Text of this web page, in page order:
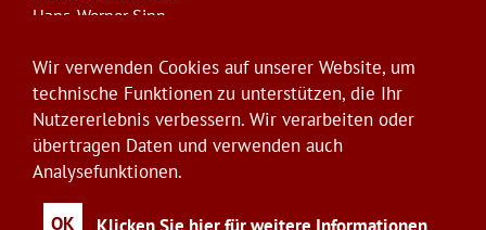
Hans-Werner Sinn,
ifo Institut
Poschingerstr. 5, 81679 München
Telefon: +49(0)89/9224-1276
E-Mail:sinn@ifo.de
account
Anmelden
Wir verwenden Cookies auf unserer Website, um
technische Funktionen zu unterstützen, die Ihr
Nutzererlebnis verbessern. Wir verarbeiten oder
übertragen Daten und verwenden auch
Analysefunktionen.
OK